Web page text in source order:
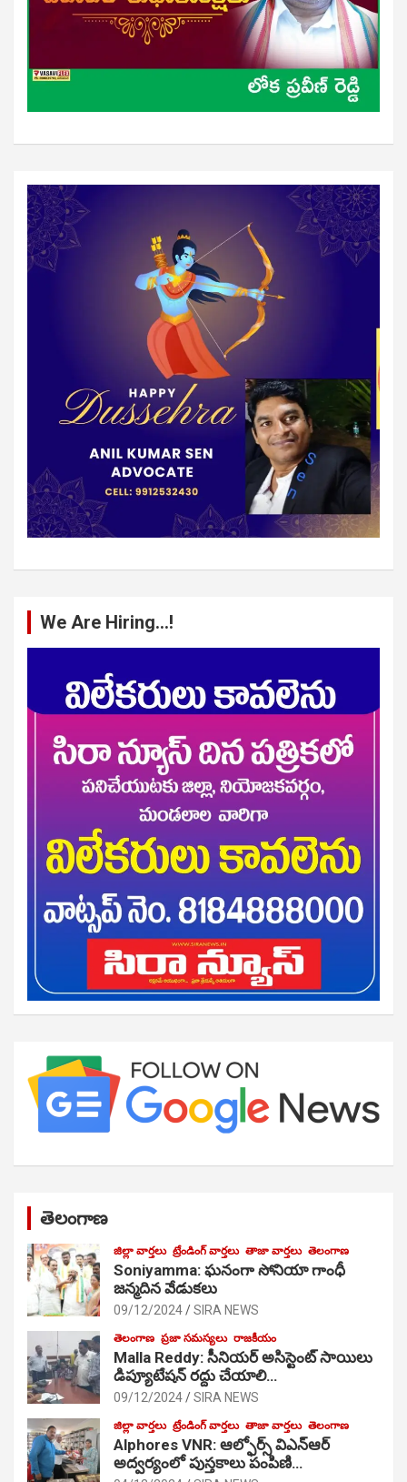
We Are Hiring…!
తెలంగాణ
జిల్లా వార్తలు ట్రేండింగ్ వార్తలు తాజా వార్తలు తెలంగాణ
Soniyamma: ఘ‌నంగా సోనియా గాంధీ
జ‌న్మ‌దిన వేడుక‌లు
09/12/2024 SIRA NEWS
తెలంగాణ ప్రజా సమస్యలు రాజకీయం
Malla Reddy: సీనియర్ అసిస్టెంట్ సాయిలు
డిప్యూటేషన్ రద్దు చేయాలి…
09/12/2024 SIRA NEWS
జిల్లా వార్తలు ట్రేండింగ్ వార్తలు తాజా వార్తలు తెలంగాణ
Alphores VNR: ఆల్ఫోర్స్ విఎన్ఆర్
అద్వర్యంలో పుస్తకాలు పంపిణి…